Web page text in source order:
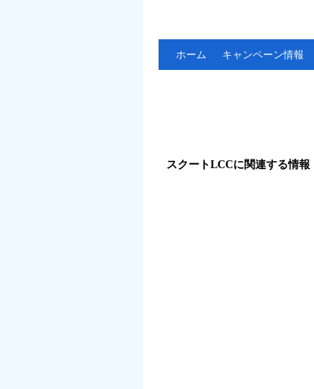
ホーム キャンペーン情報
スクートLCCに関連する情報